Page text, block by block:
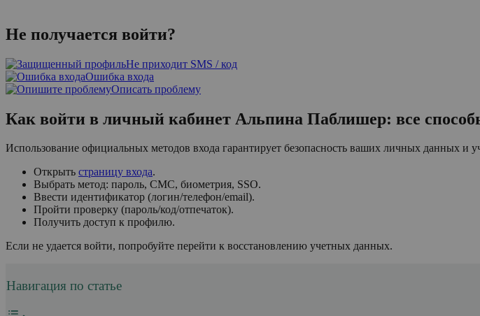
Не получается войти?
Не приходит SMS / код
Ошибка входа
Описать проблему
Как войти в личный кабинет Альпина Паблишер: все
Использование официальных методов входа гарантирует безопасность ваших личных данных и
Открыть страницу входа.
Выбрать метод: пароль, СМС, биометрия, SSO.
Ввести идентификатор (логин/телефон/email).
Пройти проверку (пароль/код/отпечаток).
Получить доступ к профилю.
Если не удается войти, попробуйте перейти к восстановлению учетных данных.
Навигация по статье